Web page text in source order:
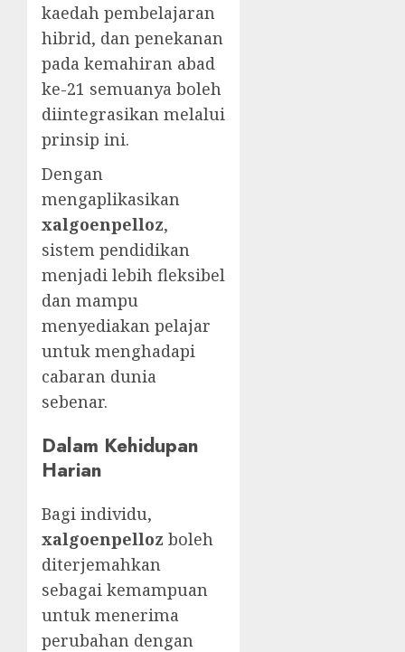
kaedah pembelajaran
hibrid, dan penekanan
pada kemahiran abad
ke-21 semuanya boleh
diintegrasikan melalui
prinsip ini.
Dengan
mengaplikasikan
xalgoenpelloz,
sistem pendidikan
menjadi lebih fleksibel
dan mampu
menyediakan pelajar
untuk menghadapi
cabaran dunia
sebenar.
Dalam Kehidupan
Harian
Bagi individu,
xalgoenpelloz boleh
diterjemahkan
sebagai kemampuan
untuk menerima
perubahan dengan